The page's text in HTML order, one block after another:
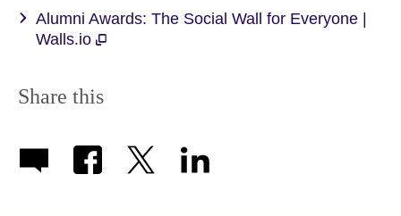
Alumni Awards: The Social Wall for Everyone |
Walls.io
Share this